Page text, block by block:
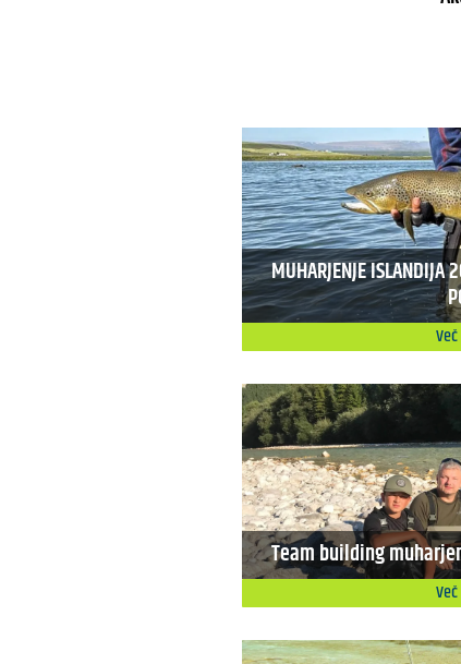
MUHARJENJE ISLANDIJA
Team building